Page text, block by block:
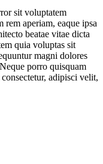
sit voluptatem
rem aperiam, eaque ipsa
beatae vitae dicta
quia voluptas sit
magni dolores
porro quisquam
adipisci velit,